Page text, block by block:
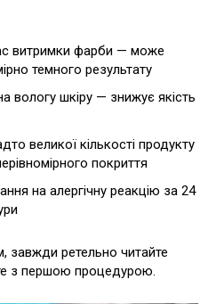
витримки фарби — може
темного результату
вологу шкіру — знижує якість
великої кількості продукту
покриття
на алергічну реакцію за 24
завжди ретельно читайте
з першою процедурою.